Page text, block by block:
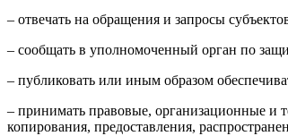
– отвечать на обращения и запросы
– сообщать в уполномоченный орган по
– публиковать или иным образом
– принимать правовые, организационные и
копирования, предоставления,